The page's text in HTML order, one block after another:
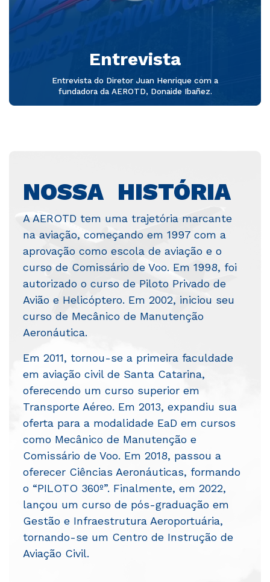
Entrevista
Entrevista do Diretor Juan Henrique com a
fundadora da AEROTD, Donaide Ibañez.
NOSSA HISTÓRIA
A AEROTD tem uma trajetória marcante
na aviação, começando em 1997 com a
aprovação como escola de aviação e o
curso de Comissário de Voo. Em 1998, foi
autorizado o curso de Piloto Privado de
Avião e Helicóptero. Em 2002, iniciou seu
curso de Mecânico de Manutenção
Aeronáutica.
Em 2011, tornou-se a primeira faculdade
em aviação civil de Santa Catarina,
oferecendo um curso superior em
Transporte Aéreo. Em 2013, expandiu sua
oferta para a modalidade EaD em cursos
como Mecânico de Manutenção e
Comissário de Voo. Em 2018, passou a
oferecer Ciências Aeronáuticas, formando
o “PILOTO 360º”. Finalmente, em 2022,
lançou um curso de pós-graduação em
Gestão e Infraestrutura Aeroportuária,
tornando-se um Centro de Instrução de
Aviação Civil.